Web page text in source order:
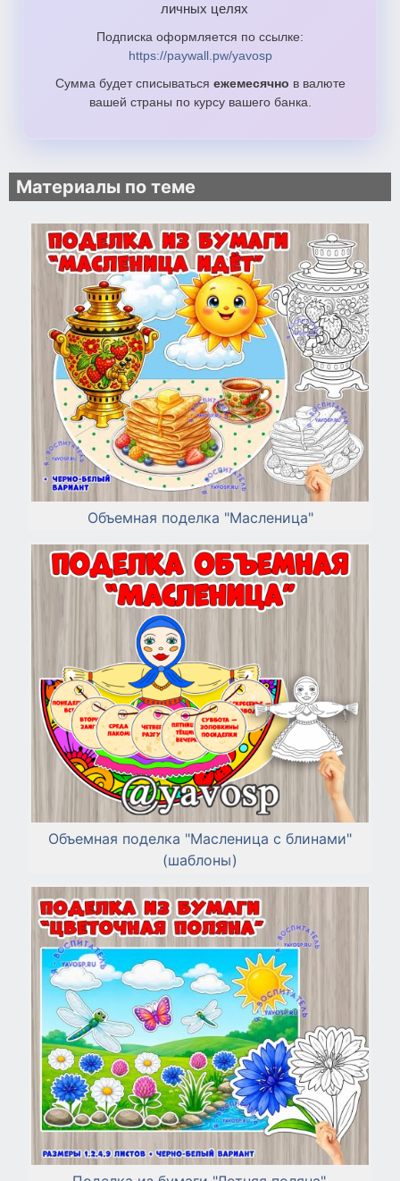
личных целях
Подписка оформляется по ссылке:
https://paywall.pw/yavosp
Сумма будет списываться ежемесячно в валюте
вашей страны по курсу вашего банка.
Материалы по теме
Объемная поделка "Масленица"
Объемная поделка "Масленица с блинами"
(шаблоны)